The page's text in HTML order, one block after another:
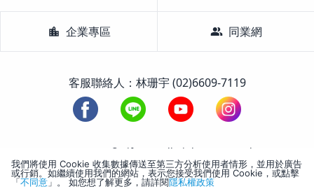
location_city 企業專區 group 同業網
客服聯絡人：林珊宇 (02)6609-7119
1988-2026 © Lifetour All Rights Reserved.
我們將使用 Cookie 收集數據傳送至第三方分析使用者情形，並用於廣告
或行銷。如繼續使用我們的網站，表示您接受我們使用 Cookie，或點擊
「不同意 」。 如您想了解更多，請詳閱隱私權政策